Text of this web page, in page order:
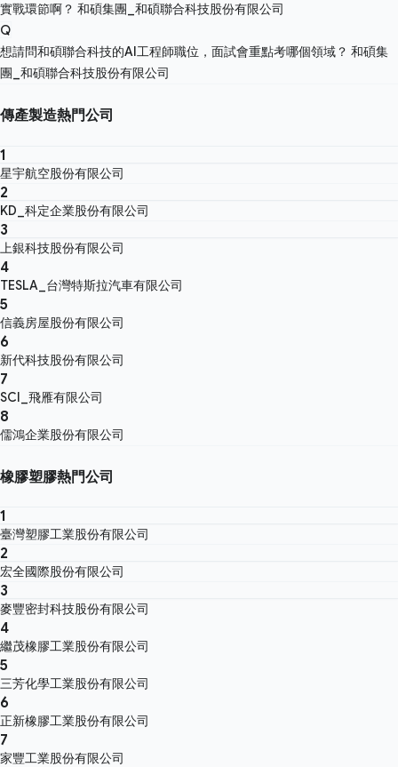
實戰環節啊？ 和碩集團_和碩聯合科技股份有限公司
Q
想請問和碩聯合科技的AI工程師職位，面試會重點考哪個領域？ 和碩集
團_和碩聯合科技股份有限公司
傳產製造熱門公司
1
星宇航空股份有限公司
2
KD_科定企業股份有限公司
3
上銀科技股份有限公司
4
TESLA_台灣特斯拉汽車有限公司
5
信義房屋股份有限公司
6
新代科技股份有限公司
7
SCI_飛雁有限公司
8
儒鴻企業股份有限公司
橡膠塑膠熱門公司
1
臺灣塑膠工業股份有限公司
2
宏全國際股份有限公司
3
麥豐密封科技股份有限公司
4
繼茂橡膠工業股份有限公司
5
三芳化學工業股份有限公司
6
正新橡膠工業股份有限公司
7
家豐工業股份有限公司